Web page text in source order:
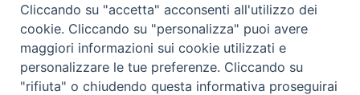
Cliccando su "accetta" acconsenti all'utilizzo dei
cookie. Cliccando su "personalizza" puoi avere
maggiori informazioni sui cookie utilizzati e
personalizzare le tue preferenze. Cliccando su
"rifiuta" o chiudendo questa informativa proseguirai